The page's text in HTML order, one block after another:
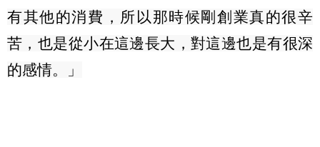
有其他的消費，所以那時候剛創業真的很辛
苦，也是從小在這邊長大，對這邊也是有很深
的感情。」